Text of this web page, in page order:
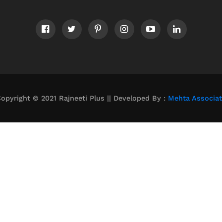
© 2021 Rajneeti Plus || Developed By : Mehta